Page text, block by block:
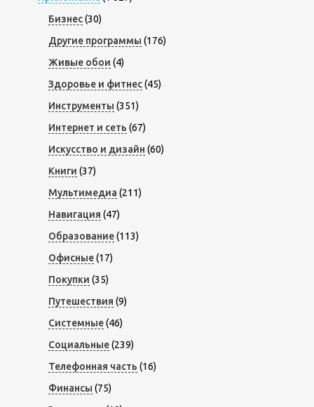
Бизнес(30)
Другие программы (176)
Живые обои (4)
Здоровье и фитнес(45)
Инструменты (351)
Интернет и сеть (67)
Искусство и дизайн (60)
Книги (37)
Мультимедиа (211)
Навигация (47)
Образование(113)
Офисные(17)
Покупки (35)
Путешествия (9)
Системные(46)
Социальные(239)
Телефонная часть (16)
Финансы (75)